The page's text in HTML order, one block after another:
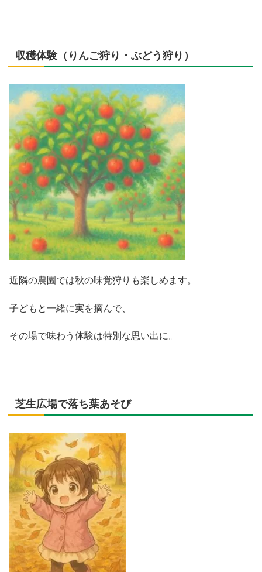
収穫体験（りんご狩り・ぶどう狩り）
近隣の農園では秋の味覚狩りも楽しめます。
子どもと一緒に実を摘んで、
その場で味わう体験は特別な思い出に。
芝生広場で落ち葉あそび